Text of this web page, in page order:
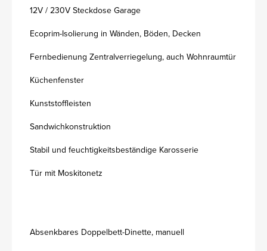
12V / 230V Steckdose Garage
Ecoprim-Isolierung in Wänden, Böden, Decken
Fernbedienung Zentralverriegelung, auch Wohnraumtür
Küchenfenster
Kunststoffleisten
Sandwichkonstruktion
Stabil und feuchtigkeitsbeständige Karosserie
Tür mit Moskitonetz
Absenkbares Doppelbett-Dinette, manuell